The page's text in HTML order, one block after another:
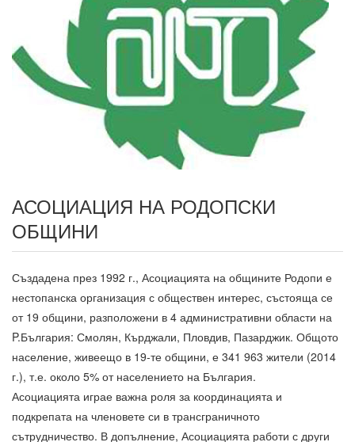
АСОЦИАЦИЯ НА РОДОПСКИ
ОБЩИНИ
Създадена през 1992 г., Асоциацията на общините Родопи е
нестопанска организация с обществен интерес, състояща се
от 19 общини, разположени в 4 административни области на
P.България: Смолян, Кърджали, Пловдив, Пазарджик. Общото
население, живеещо в 19-те общини, е 341 963 жители (2014
г.), т.е. около 5% от населението на България.
Асоциацията играе важна роля за координацията и
подкрепата на членовете си в трансграничното
сътрудничество. В допълнение, Асоциацията работи с други